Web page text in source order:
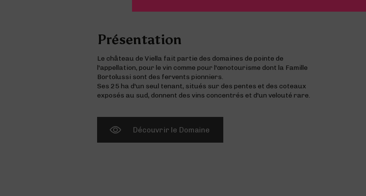
Présentation
Le château de Viella fait partie des domaines de pointe de
l'appellation, pour le vin comme pour l'œnotourisme dont la Famille
Bortolussi sont des fervents pionniers.
Ses 25 ha d'un seul tenant, situés sur des pentes et des coteaux
exposés au sud, donnent des vins concentrés et d'un velouté rare.
Découvrir le Domaine